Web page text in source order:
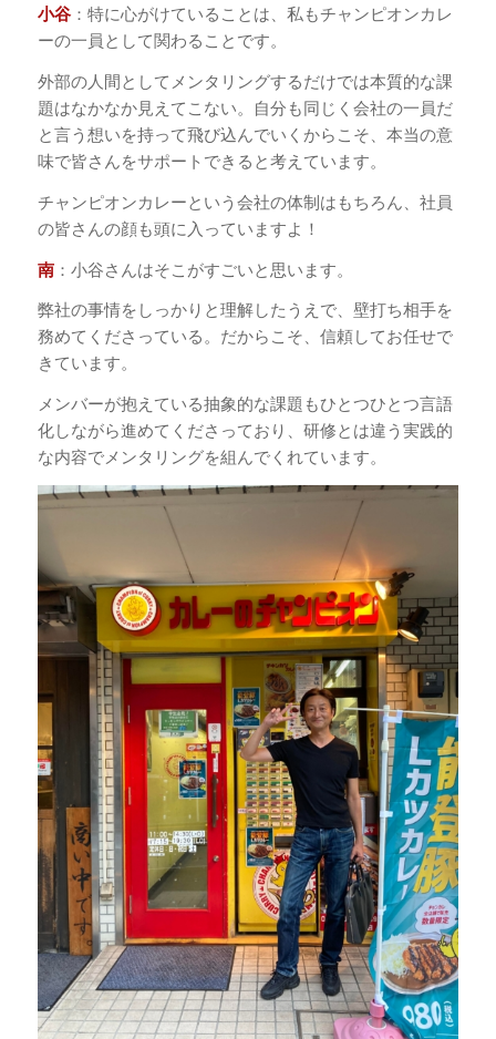
小谷：特に心がけていることは、私もチャンピオンカレ
ーの一員として関わることです。
外部の人間としてメンタリングするだけでは本質的な課
題はなかなか見えてこない。自分も同じく会社の一員だ
と言う想いを持って飛び込んでいくからこそ、本当の意
味で皆さんをサポートできると考えています。
チャンピオンカレーという会社の体制はもちろん、社員
の皆さんの顔も頭に入っていますよ！
南：小谷さんはそこがすごいと思います。
弊社の事情をしっかりと理解したうえで、壁打ち相手を
務めてくださっている。だからこそ、信頼してお任せで
きています。
メンバーが抱えている抽象的な課題もひとつひとつ言語
化しながら進めてくださっており、研修とは違う実践的
な内容でメンタリングを組んでくれています。